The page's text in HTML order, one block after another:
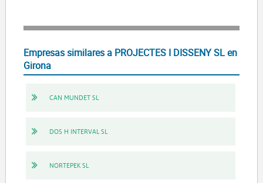
Empresas similares a PROJECTES I DISSENY SL en
Girona
CAN MUNDET SL
DOS H INTERVAL SL
NORTEPEK SL